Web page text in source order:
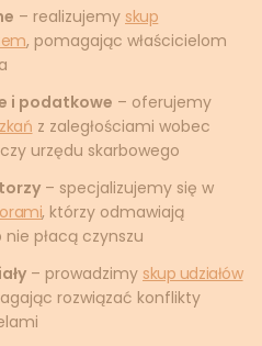
– realizujemy skup
, pomagając właścicielom
i podatkowe – oferujemy
z zaległościami wobec
urzędu skarbowego
– specjalizujemy się w
, którzy odmawiają
płacą czynszu
– prowadzimy skup udziałów
rozwiązać konflikty